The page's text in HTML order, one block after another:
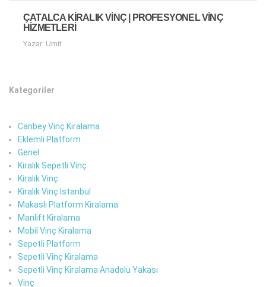
ÇATALCA KIRALIK VINÇ | PROFESYONEL VINÇ
HIZMETLERI
Yazar: Umit
Kategoriler
Canbey Vinç Kiralama
Eklemli Platform
Genel
Kiralık Sepetli Vinç
Kiralık Vinç
Kiralık Vinç İstanbul
Makaslı Platform Kiralama
Manlift Kiralama
Mobil Vinç Kiralama
Sepetli Platform
Sepetli Vinç Kiralama
Sepetli Vinç Kiralama Anadolu Yakası
Vinç